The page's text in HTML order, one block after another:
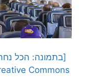
[בתמונה: הכל